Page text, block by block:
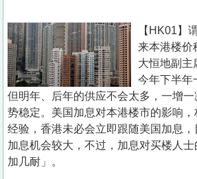
置
业
手
册
关
於
我
【HK01】
来本港楼价
大恒地副主
今年下半年
但明年、后年的供应不会太多，一增
势稳定。美国加息对本港楼市的影响
经验，香港未必会立即跟随美国加息，
加息机会较大，不过，加息对买楼人
加几耐」。